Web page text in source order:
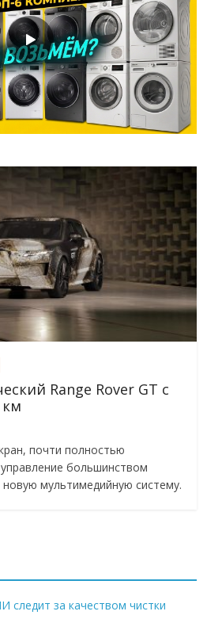
Range Rover GT с
км
почти полностью
большинством
мультимедийную систему.
следит за качеством чистки